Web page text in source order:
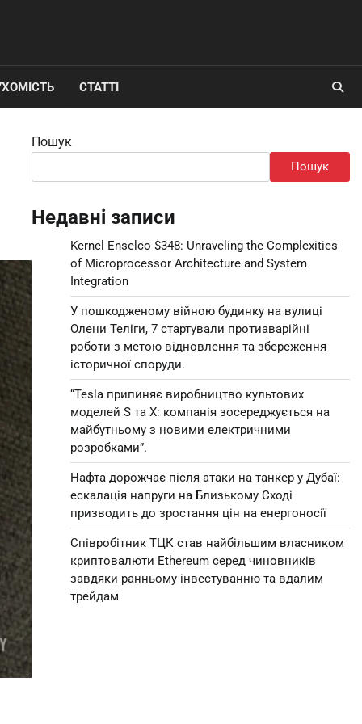
СТАТТІ
Пошук
Пошук
Недавні записи
Kernel Enselco $348: Unraveling the Complexities
of Microprocessor Architecture and System
Integration
У пошкодженому війною будинку на вулиці
Олени Теліги, 7 стартували протиаварійні
роботи з метою відновлення та збереження
історичної споруди.
“Tesla припиняє виробництво культових
моделей S та X: компанія зосереджується на
майбутньому з новими електричними
розробками”.
Нафта дорожчає після атаки на танкер у Дубаї:
ескалація напруги на Близькому Сході
призводить до зростання цін на енергоносії
Співробітник ТЦК став найбільшим власником
криптовалюти Ethereum серед чиновників
завдяки ранньому інвестуванню та вдалим
трейдам